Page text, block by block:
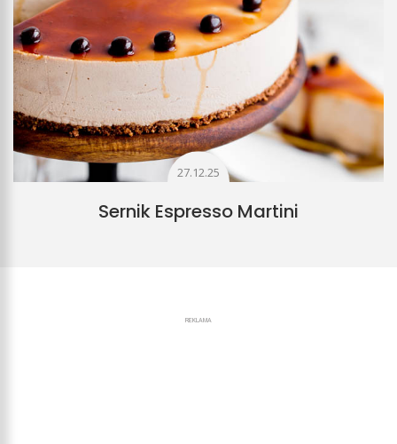
27.12.25
Sernik Espresso Martini
REKLAMA